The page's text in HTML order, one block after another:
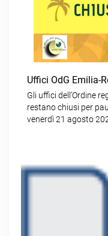
Uffici OdG Emilia-
Gli uffici dell’Ordine
restano chiusi per
venerdì 21 agosto